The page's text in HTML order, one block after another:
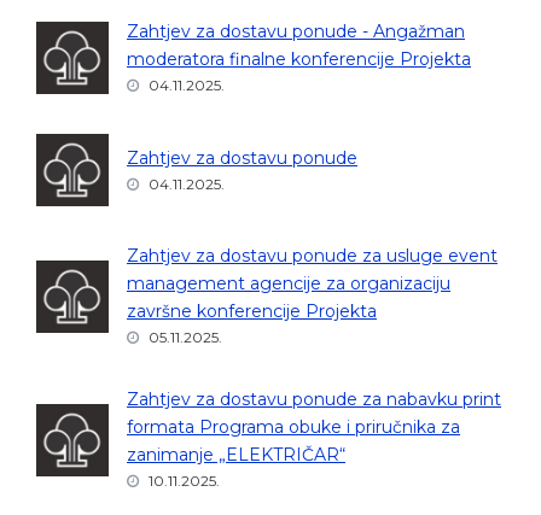
Zahtjev za dostavu ponude - Angažman
moderatora finalne konferencije Projekta
04.11.2025.
Zahtjev za dostavu ponude
04.11.2025.
Zahtjev za dostavu ponude za usluge event
management agencije za organizaciju
završne konferencije Projekta
05.11.2025.
Zahtjev za dostavu ponude za nabavku print
formata Programa obuke i priručnika za
zanimanje „ELEKTRIČAR“
10.11.2025.